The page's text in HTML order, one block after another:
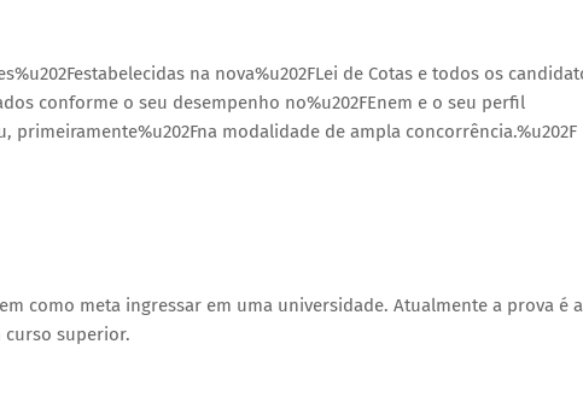
na nova%u202FLei de Cotas e todos os
conforme o seu desempenho no%u202FEnem e o seu perfil
modalidade de ampla concorrência.%u202F
como meta ingressar em uma universidade. Atualmente a prova é a
curso superior.